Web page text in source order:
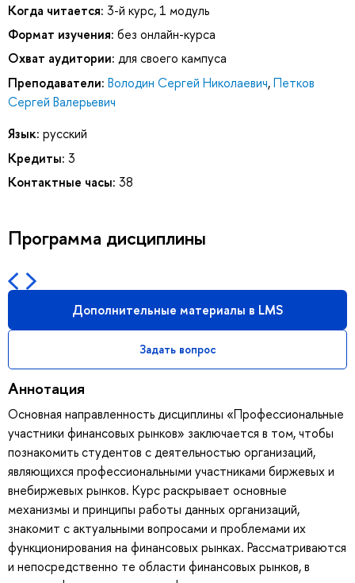
Когда читается: 3-й курс, 1 модуль
Формат изучения: без онлайн-курса
Охват аудитории: для своего кампуса
Преподаватели: Володин Сергей Николаевич,Петков
Сергей Валерьевич
Язык: русский
Кредиты: 3
Контактные часы: 38
Программа дисциплины
Дополнительные материалы в LMS
Задать вопрос
Аннотация
Основная направленность дисциплины «Профессиональные
участники финансовых рынков» заключается в том, чтобы
познакомить студентов с деятельностью организаций,
являющихся профессиональными участниками биржевых и
внебиржевых рынков. Курс раскрывает основные
механизмы и принципы работы данных организаций,
знакомит с актуальными вопросами и проблемами их
функционирования на финансовых рынках. Рассматриваются
и непосредственно те области финансовых рынков, в